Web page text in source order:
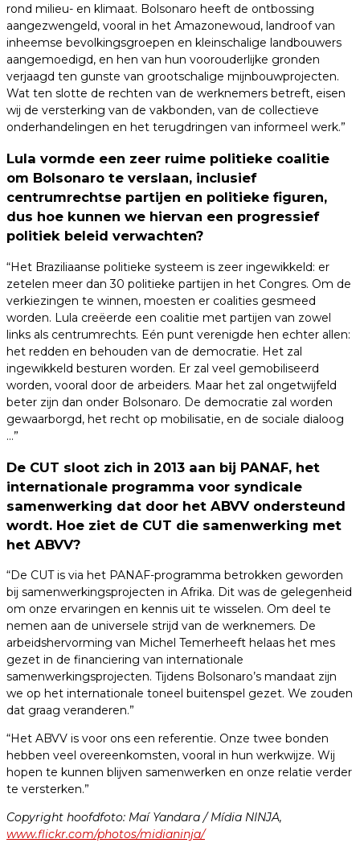
rond milieu- en klimaat. Bolsonaro heeft de ontbossing
aangezwengeld, vooral in het Amazonewoud, landroof van
inheemse bevolkingsgroepen en kleinschalige landbouwers
aangemoedigd, en hen van hun voorouderlijke gronden
verjaagd ten gunste van grootschalige mijnbouwprojecten.
Wat ten slotte de rechten van de werknemers betreft, eisen
wij de versterking van de vakbonden, van de collectieve
onderhandelingen en het terugdringen van informeel werk.”
Lula vormde een zeer ruime politieke coalitie
om Bolsonaro te verslaan, inclusief
centrumrechtse partijen en politieke figuren,
dus hoe kunnen we hiervan een progressief
politiek beleid verwachten?
“Het Braziliaanse politieke systeem is zeer ingewikkeld: er
zetelen meer dan 30 politieke partijen in het Congres. Om de
verkiezingen te winnen, moesten er coalities gesmeed
worden. Lula creëerde een coalitie met partijen van zowel
links als centrumrechts. Eén punt verenigde hen echter allen:
het redden en behouden van de democratie. Het zal
ingewikkeld besturen worden. Er zal veel gemobiliseerd
worden, vooral door de arbeiders. Maar het zal ongetwijfeld
beter zijn dan onder Bolsonaro. De democratie zal worden
gewaarborgd, het recht op mobilisatie, en de sociale dialoog
…”
De CUT sloot zich in 2013 aan bij PANAF, het
internationale programma voor syndicale
samenwerking dat door het ABVV ondersteund
wordt. Hoe ziet de CUT die samenwerking met
het ABVV?
“De CUT is via het PANAF-programma betrokken geworden
bij samenwerkingsprojecten in Afrika. Dit was de gelegenheid
om onze ervaringen en kennis uit te wisselen. Om deel te
nemen aan de universele strijd van de werknemers. De
arbeidshervorming van Michel Temerheeft helaas het mes
gezet in de financiering van internationale
samenwerkingsprojecten. Tijdens Bolsonaro’s mandaat zijn
we op het internationale toneel buitenspel gezet. We zouden
dat graag veranderen.”
“Het ABVV is voor ons een referentie. Onze twee bonden
hebben veel overeenkomsten, vooral in hun werkwijze. Wij
hopen te kunnen blijven samenwerken en onze relatie verder
te versterken.”
Copyright hoofdfoto: Maí Yandara / Mídia NINJA,
www.flickr.com/photos/midianinja/